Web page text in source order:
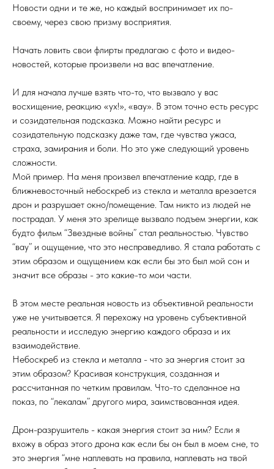
Новости одни и те же, но каждый воспринимает их по-
своему, через свою призму восприятия.
Начать ловить свои флирты предлагаю с фото и видео-
новостей, которые произвели на вас впечатление.
И для начала лучше взять что-то, что вызвало у вас
восхищение, реакцию «ух!», «вау». В этом точно есть ресурс
и созидательная подсказка. Можно найти ресурс и
созидательную подсказку даже там, где чувства ужаса,
страха, замирания и боли. Но это уже следующий уровень
сложности.
Мой пример. На меня произвел впечатление кадр, где в
ближневосточный небоскреб из стекла и металла врезается
дрон и разрушает окно/помещение. Там никто из людей не
пострадал. У меня это зрелище вызвало подъем энергии, как
будто фильм “Звездные войны” стал реальностью. Чувство
“вау” и ощущение, что это несправедливо. Я стала работать с
этим образом и ощущением как если бы это был мой сон и
значит все образы - это какие-то мои части.
В этом месте реальная новость из объективной реальности
уже не учитывается. Я перехожу на уровень субъективной
реальности и исследую энергию каждого образа и их
взаимодействие.
Небоскреб из стекла и металла - что за энергия стоит за
этим образом? Красивая конструкция, созданная и
рассчитанная по четким правилам. Что-то сделанное на
показ, по “лекалам” другого мира, заимствованная идея.
Дрон-разрушитель - какая энергия стоит за ним? Если я
вхожу в образ этого дрона как если бы он был в моем сне, то
это энергия “мне наплевать на правила, наплевать на твой